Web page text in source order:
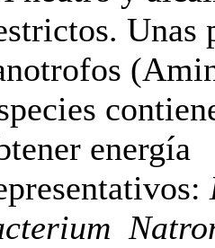
Unas
energía